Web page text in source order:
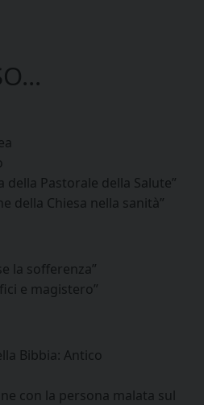
Pastorale della Salute”
della Chiesa nella sanità”
la sofferenza”
e magistero”
Bibbia: Antico
con la persona malata sul